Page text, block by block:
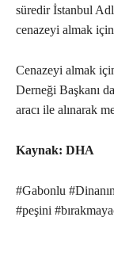
süredir İstanbul
cenazeyi almak
Cenazeyi almak
Derneği Başkanı
aracı ile alınarak
Kaynak: DHA
#Gabonlu
#peşini